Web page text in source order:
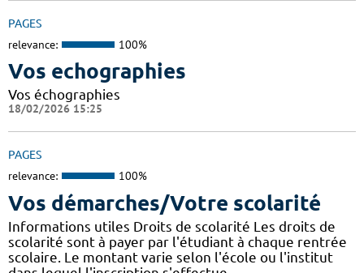
PAGES
relevance: 100%
Vos echographies
Vos échographies
18/02/2026 15:25
PAGES
relevance: 100%
Vos démarches/Votre scolarité
Informations utiles Droits de scolarité Les droits de
scolarité sont à payer par l'étudiant à chaque rentrée
scolaire. Le montant varie selon l'école ou l'institut